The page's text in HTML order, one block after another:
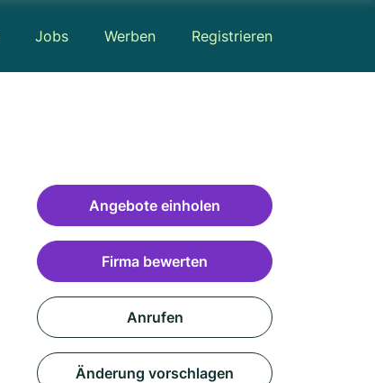
Jobs Werben Registrieren
Angebote einholen
Firma bewerten
Anrufen
Änderung vorschlagen